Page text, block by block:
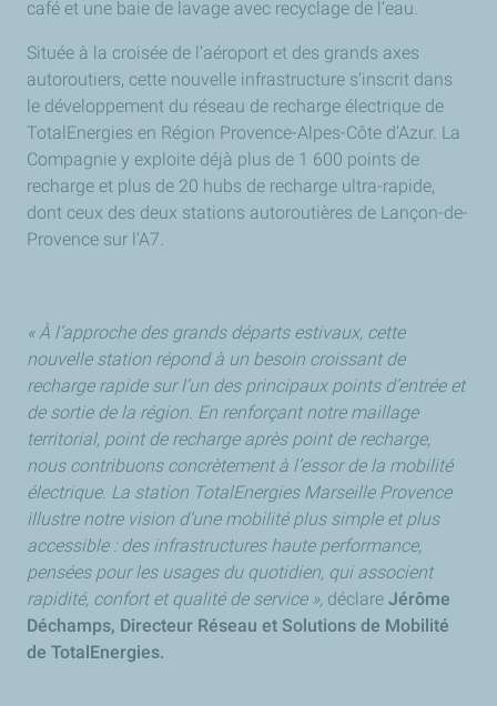
café et une baie de lavage avec recyclage de l’eau.
Située à la croisée de l’aéroport et des grands axes
autoroutiers, cette nouvelle infrastructure s’inscrit dans
le développement du réseau de recharge électrique de
TotalEnergies en Région Provence-Alpes-Côte d’Azur. La
Compagnie y exploite déjà plus de 1 600 points de
recharge et plus de 20 hubs de recharge ultra-rapide,
dont ceux des deux stations autoroutières de Lançon-de-
Provence sur l’A7.
« À l’approche des grands départs estivaux, cette
nouvelle station répond à un besoin croissant de
recharge rapide sur l’un des principaux points d’entrée et
de sortie de la région. En renforçant notre maillage
territorial, point de recharge après point de recharge,
nous contribuons concrètement à l’essor de la mobilité
électrique. La station TotalEnergies Marseille Provence
illustre notre vision d’une mobilité plus simple et plus
accessible : des infrastructures haute performance,
pensées pour les usages du quotidien, qui associent
rapidité, confort et qualité de service », déclare Jérôme
Déchamps, Directeur Réseau et Solutions de Mobilité
de TotalEnergies.